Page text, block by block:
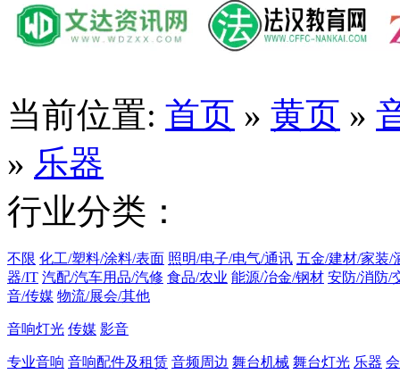
当前位置: 首页 » 黄页 »
» 乐器
行业分类：
不限 化工/塑料/涂料/表面 照明/电子/电气/通讯 五金/建材/家装/
器/IT 汽配/汽车用品/汽修 食品/农业 能源/冶金/钢材 安防/消防/
音/传媒 物流/展会/其他
音响灯光 传媒 影音
专业音响 音响配件及租赁 音频周边 舞台机械 舞台灯光 乐器